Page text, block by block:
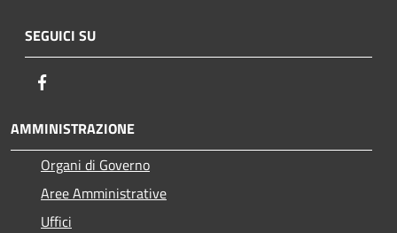
SEGUICI SU
AMMINISTRAZIONE
Organi di Governo
Aree Amministrative
Uffici